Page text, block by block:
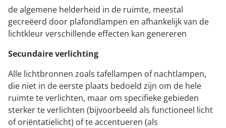
de algemene helderheid in de ruimte, meestal
gecreëerd door plafondlampen en afhankelijk van de
lichtkleur verschillende effecten kan genereren
Secundaire verlichting
Alle lichtbronnen zoals tafellampen of nachtlampen,
die niet in de eerste plaats bedoeld zijn om de hele
ruimte te verlichten, maar om specifieke gebieden
sterker te verlichten (bijvoorbeeld als functioneel licht
of oriëntatielicht) of te accentueren (als